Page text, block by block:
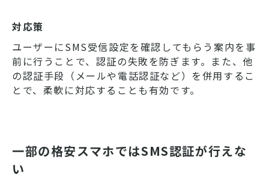
対応策
ユーザーにSMS受信設定を確認してもらう案内を事
前に行うことで、認証の失敗を防ぎます。また、他
の認証手段（メールや電話認証など）を併用するこ
とで、柔軟に対応することも有効です。
一部の格安スマホではSMS認証が行えな
い